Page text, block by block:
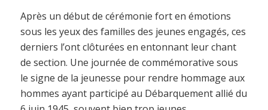
Après un début de cérémonie fort en émotions
sous les yeux des familles des jeunes engagés, ces
derniers l’ont clôturées en entonnant leur chant
de section. Une journée de commémorative sous
le signe de la jeunesse pour rendre hommage aux
hommes ayant participé au Débarquement allié du